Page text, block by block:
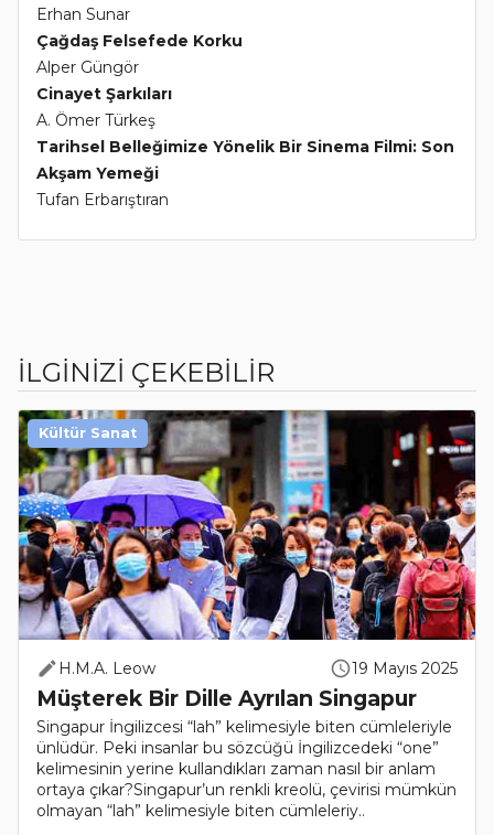
Erhan Sunar
Çağdaş Felsefede Korku
Alper Güngör
Cinayet Şarkıları
A. Ömer Türkeş
Tarihsel Belleğimize Yönelik Bir Sinema Filmi: Son
Akşam Yemeği
Tufan Erbarıştıran
İLGİNİZİ ÇEKEBİLİR
H.M.A. Leow 19 Mayıs 2025
Müşterek Bir Dille Ayrılan Singapur
Singapur İngilizcesi “lah” kelimesiyle biten cümleleriyle
ünlüdür. Peki insanlar bu sözcüğü İngilizcedeki “one”
kelimesinin yerine kullandıkları zaman nasıl bir anlam
ortaya çıkar?Singapur’un renkli kreolü, çevirisi mümkün
olmayan “lah” kelimesiyle biten cümleleriy..
Kültür Sanat